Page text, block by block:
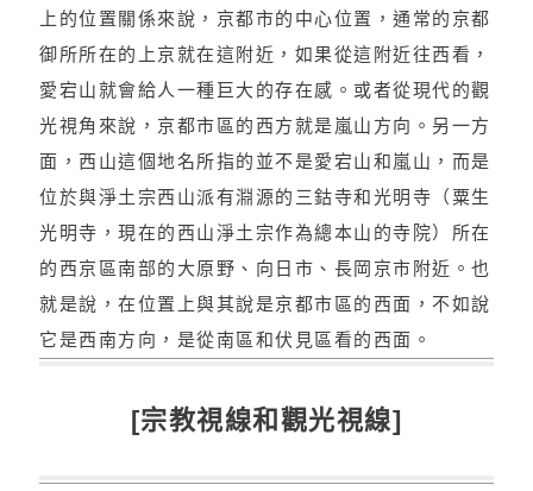
上的位置關係來說，京都市的中心位置，通常的京都
御所所在的上京就在這附近，如果從這附近往西看，
愛宕山就會給人一種巨大的存在感。或者從現代的觀
光視角來說，京都市區的西方就是嵐山方向。另一方
面，西山這個地名所指的並不是愛宕山和嵐山，而是
位於與淨土宗西山派有淵源的三鈷寺和光明寺（粟生
光明寺，現在的西山淨土宗作為總本山的寺院）所在
的西京區南部的大原野、向日市、長岡京市附近。也
就是說，在位置上與其說是京都市區的西面，不如說
它是西南方向，是從南區和伏見區看的西面。
[宗教視線和觀光視線]